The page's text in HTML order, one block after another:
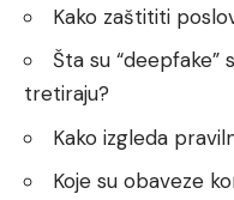
Kako zaštititi
Šta su “deepfake”
tretiraju?
Kako izgleda
Koje su obaveze